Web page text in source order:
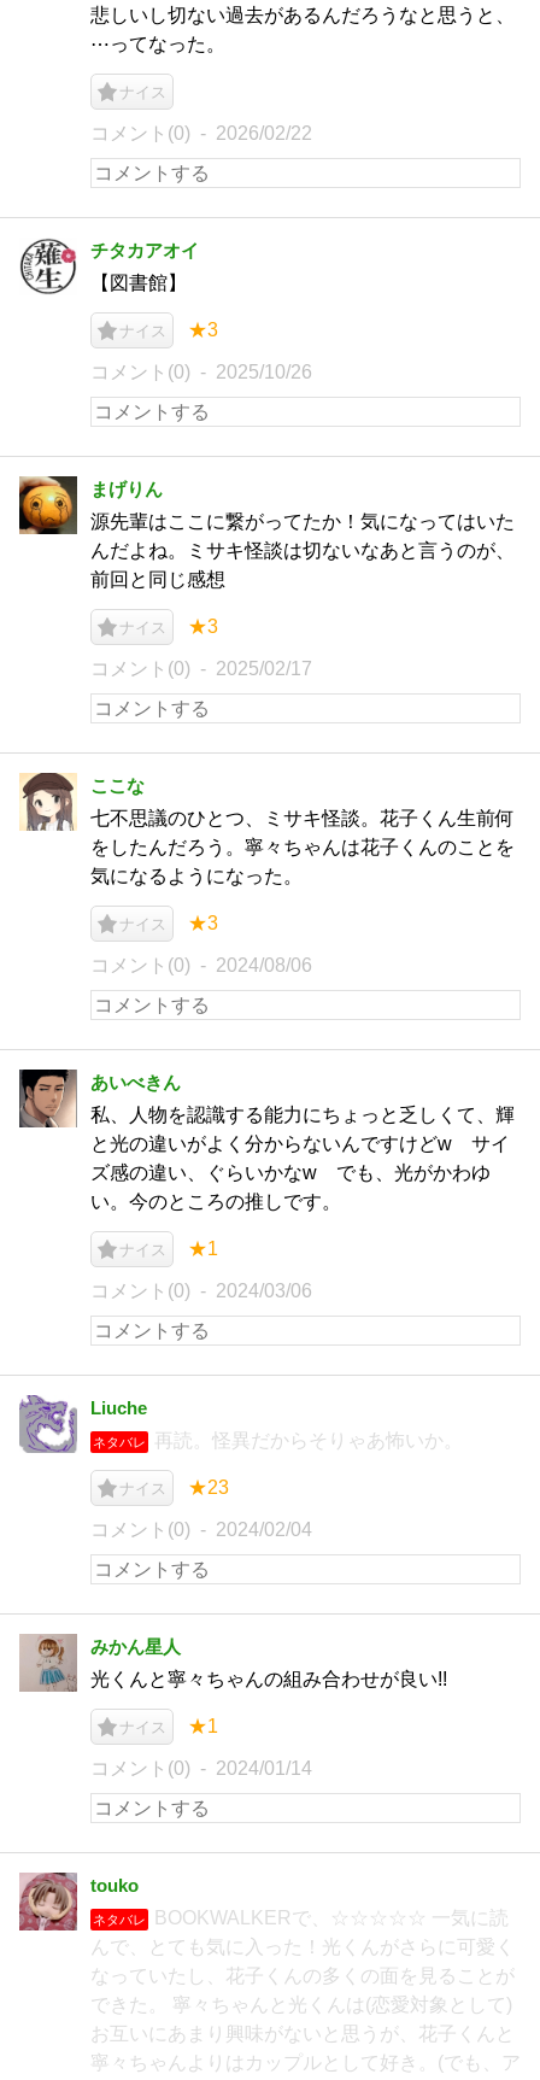
悲しいし切ない過去があるんだろうなと思うと、
⋯ってなった。
ナイス
コメント(0) 2026/02/22
チタカアオイ
【図書館】
ナイス ★3
コメント(0) 2025/10/26
まげりん
源先輩はここに繋がってたか！気になってはいた
んだよね。ミサキ怪談は切ないなあと言うのが、
前回と同じ感想
ナイス ★3
コメント(0) 2025/02/17
ここな
七不思議のひとつ、ミサキ怪談。花子くん生前何
をしたんだろう。寧々ちゃんは花子くんのことを
気になるようになった。
ナイス ★3
コメント(0) 2024/08/06
あいべきん
私、人物を認識する能力にちょっと乏しくて、輝
と光の違いがよく分からないんですけどw サイ
ズ感の違い、ぐらいかなw でも、光がかわゆ
い。今のところの推しです。
ナイス ★1
コメント(0) 2024/03/06
Liuche
ネタバレ 再読。怪異だからそりゃあ怖いか。
ナイス ★23
コメント(0) 2024/02/04
みかん星人
光くんと寧々ちゃんの組み合わせが良い!!
ナイス ★1
コメント(0) 2024/01/14
touko
ネタバレ
BOOKWALKERで、☆☆☆☆☆ 一気に読
んで、とても気に入った！光くんがさらに可愛く
なっていたし、花子くんの多くの面を見ることが
できた。 寧々ちゃんと光くんは(恋愛対象として)
お互いにあまり興味がないと思うが、花子くんと
寧々ちゃんよりはカップルとして好き。(でも、ア